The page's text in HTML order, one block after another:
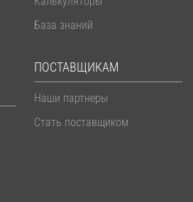
База знаний
ПОСТАВЩИКАМ
Наши партнеры
Стать поставщиком